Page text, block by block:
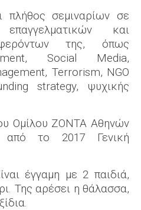
πλήθος σεμιναρίων σε
και
της, όπως
Social Media,
Terrorism, NGO
strategy, ψυχικής
Ομίλου ΖΟΝΤΑ Αθηνών
το 2017 Γενική
έγγαμη με 2 παιδιά,
Της αρέσει η θάλασσα,